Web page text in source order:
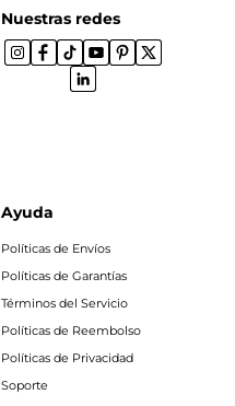
Nuestras redes
Ayuda
Políticas de Envíos
Políticas de Garantías
Términos del Servicio
Políticas de Reembolso
Políticas de Privacidad
Soporte